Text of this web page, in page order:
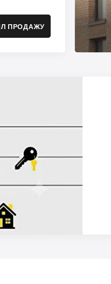
ПРОДАЖУ